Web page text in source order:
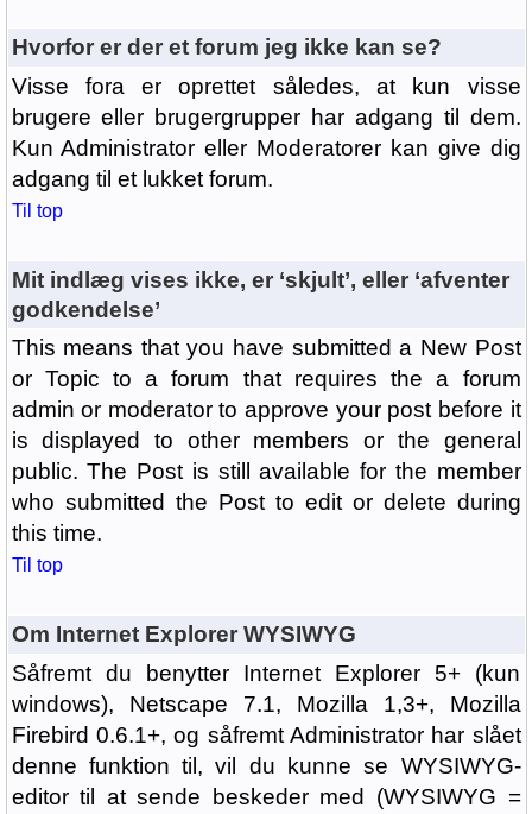
Hvorfor er der et forum jeg ikke kan se?
Visse fora er oprettet således, at kun visse
brugere eller brugergrupper har adgang til dem.
Kun Administrator eller Moderatorer kan give dig
adgang til et lukket forum.
Til top
Mit indlæg vises ikke, er ‘skjult’, eller ‘afventer
godkendelse’
This means that you have submitted a New Post
or Topic to a forum that requires the a forum
admin or moderator to approve your post before it
is displayed to other members or the general
public. The Post is still available for the member
who submitted the Post to edit or delete during
this time.
Til top
Om Internet Explorer WYSIWYG
Såfremt du benytter Internet Explorer 5+ (kun
windows), Netscape 7.1, Mozilla 1,3+, Mozilla
Firebird 0.6.1+, og såfremt Administrator har slået
denne funktion til, vil du kunne se WYSIWYG-
editor til at sende beskeder med (WYSIWYG =